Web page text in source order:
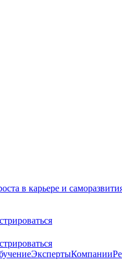
в карьере и
ЭкспертыКомпании